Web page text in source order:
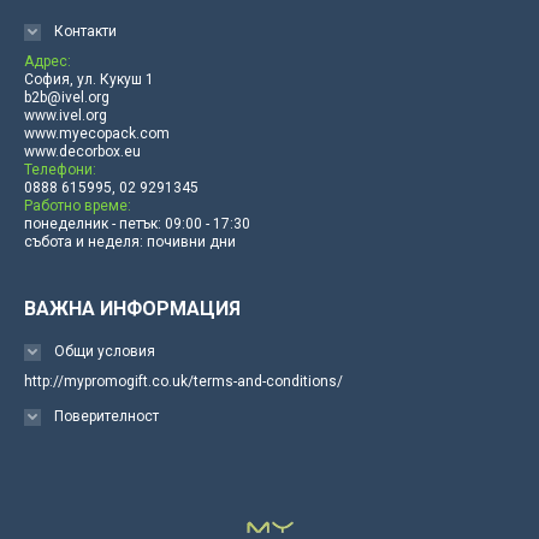
Контакти
Адрес:
София, ул. Кукуш 1
b2b@ivel.org
www.ivel.org
www.myecopack.com
www.decorbox.eu
Телефони:
0888 615995, 02 9291345
Работно време:
понеделник - петък: 09:00 - 17:30
събота и неделя: почивни дни
ВАЖНА ИНФОРМАЦИЯ
Общи условия
http://mypromogift.co.uk/terms-and-conditions/
Поверителност